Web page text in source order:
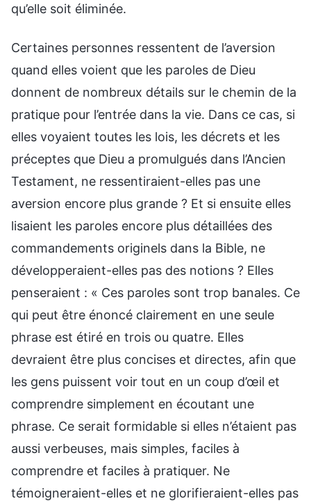
qu’elle soit éliminée.
Certaines personnes ressentent de l’aversion
quand elles voient que les paroles de Dieu
donnent de nombreux détails sur le chemin de la
pratique pour l’entrée dans la vie. Dans ce cas, si
elles voyaient toutes les lois, les décrets et les
préceptes que Dieu a promulgués dans l’Ancien
Testament, ne ressentiraient-elles pas une
aversion encore plus grande ? Et si ensuite elles
lisaient les paroles encore plus détaillées des
commandements originels dans la Bible, ne
développeraient-elles pas des notions ? Elles
penseraient : « Ces paroles sont trop banales. Ce
qui peut être énoncé clairement en une seule
phrase est étiré en trois ou quatre. Elles
devraient être plus concises et directes, afin que
les gens puissent voir tout en un coup d’œil et
comprendre simplement en écoutant une
phrase. Ce serait formidable si elles n’étaient pas
aussi verbeuses, mais simples, faciles à
comprendre et faciles à pratiquer. Ne
témoigneraient-elles et ne glorifieraient-elles pas